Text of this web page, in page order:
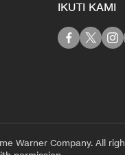
IKUTI KAMI
Warner Company. All